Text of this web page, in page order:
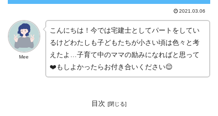
2021.03.06
Mee
こんにちは！今では宅建士としてパートをしてい
るけどわたしも子どもたちが小さい頃は色々と考
えたよ…子育て中のママの励みになればと思って
❤️もしよかったらお付き合いください😌
目次